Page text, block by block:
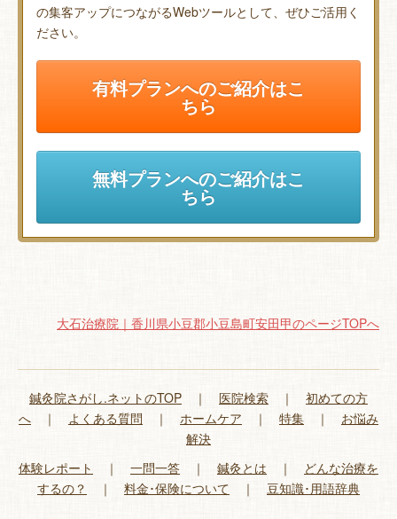
の集客アップにつながるWebツールとして、ぜひご活用く
ださい。
有料プランへのご紹介はこ
ちら
無料プランへのご紹介はこ
ちら
大石治療院｜香川県小豆郡小豆島町安田甲のページTOPへ
鍼灸院さがし.ネットのTOP ｜ 医院検索 ｜ 初めての方
へ ｜ よくある質問 ｜ ホームケア ｜ 特集 ｜ お悩み
解決
体験レポート
｜ 一問一答 ｜ 鍼灸とは ｜ どんな治療を
するの？
｜ 料金･保険について ｜ 豆知識･用語辞典